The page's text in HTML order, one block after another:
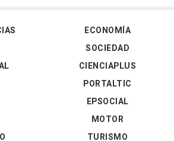
ECONOMÍA
SOCIEDAD
CIENCIAPLUS
PORTALTIC
EPSOCIAL
MOTOR
TURISMO